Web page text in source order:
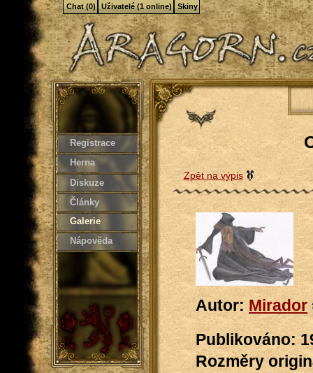
Registrace
Herna
Diskuze
Články
Galerie
Nápověda
Zpět na výpis
Autor: Mirador
Publikováno:
Rozměry
Chat (0) Uživatelé (1 online) Skiny